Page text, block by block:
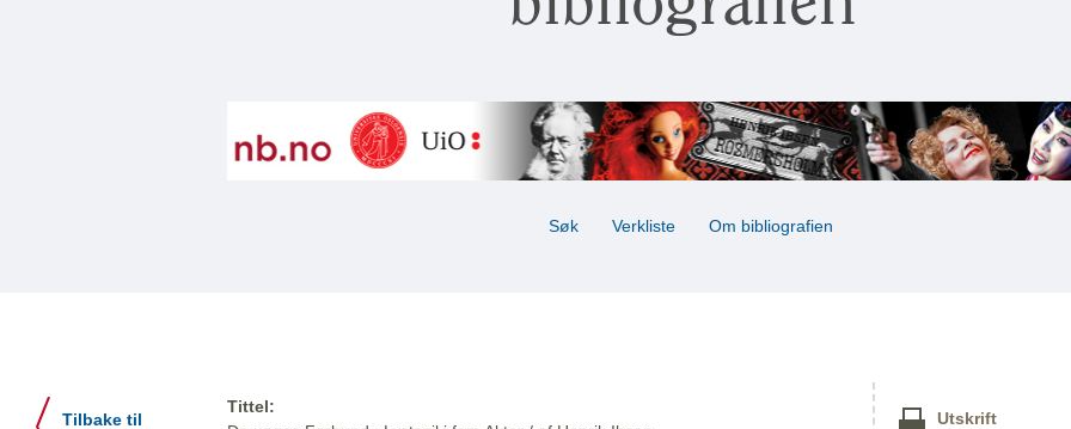
Søk Verkliste Om bibliografien
Tilbake til
Tittel:
Utskrift